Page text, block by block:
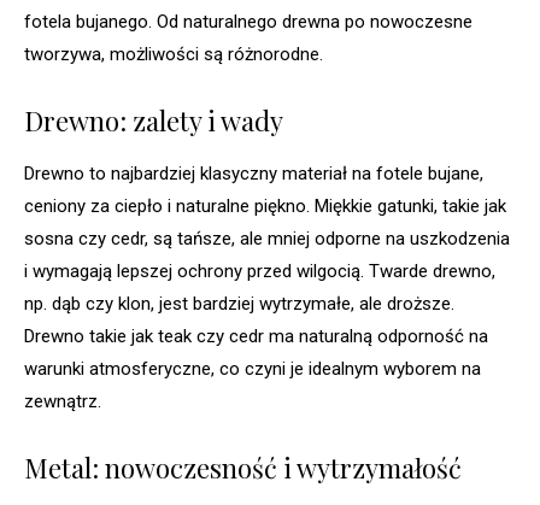
fotela bujanego. Od naturalnego drewna po nowoczesne
tworzywa, możliwości są różnorodne.
Drewno: zalety i wady
Drewno to najbardziej klasyczny materiał na fotele bujane,
ceniony za ciepło i naturalne piękno. Miękkie gatunki, takie jak
sosna czy cedr, są tańsze, ale mniej odporne na uszkodzenia
i wymagają lepszej ochrony przed wilgocią. Twarde drewno,
np. dąb czy klon, jest bardziej wytrzymałe, ale droższe.
Drewno takie jak teak czy cedr ma naturalną odporność na
warunki atmosferyczne, co czyni je idealnym wyborem na
zewnątrz.
Metal: nowoczesność i wytrzymałość